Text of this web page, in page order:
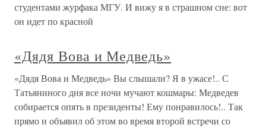
студентами журфака МГУ. И вижу я в страшном сне: вот
он идет по красной
«Дядя Вова и Медведь»
«Дядя Вова и Медведь» Вы слышали? Я в ужасе!.. С
Татьяниного дня все ночи мучают кошмары: Медведев
собирается опять в президенты! Ему понравилось!.. Так
прямо и объявил об этом во время второй встречи со